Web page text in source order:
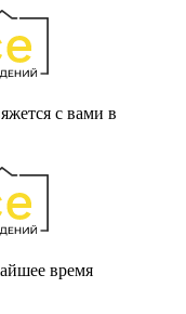
с вами в
время